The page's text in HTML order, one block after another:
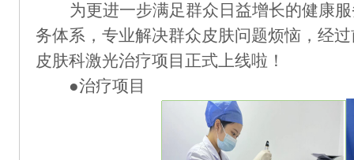
为更进一步满足群众日益增长的健康
务体系，专业解决群众皮肤问题烦恼，经
皮肤科激光治疗项目正式上线啦 ！
●治疗项目